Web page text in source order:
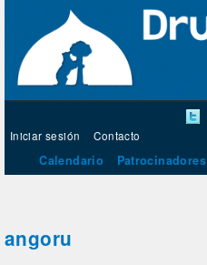
Iniciar sesión Contacto
Calendario Patrocinadores
angoru